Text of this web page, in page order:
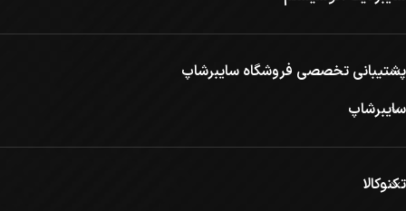
پشتیبانی تخصصی فروشگاه سایبرشاپ
سایبرشاپ
تکنوکالا